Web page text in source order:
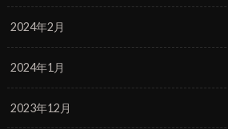
2024年2月
2024年1月
2023年12月